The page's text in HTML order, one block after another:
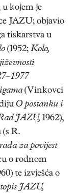
u kojem je
JAZU; objavio
tiskarstva u
(1952; Kolo,
(Vinkovci
O postanku i
JAZU, 1962),
R.
za povijest
o rodnom
te izvješća o
JAZU,